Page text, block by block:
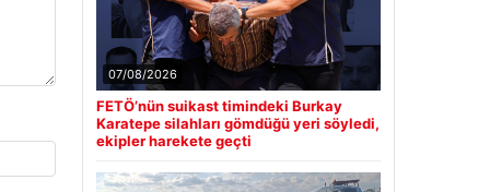
07/08/2026
FETÖ’nün suikast timindeki Burkay
Karatepe silahları gömdüğü yeri söyledi,
ekipler harekete geçti